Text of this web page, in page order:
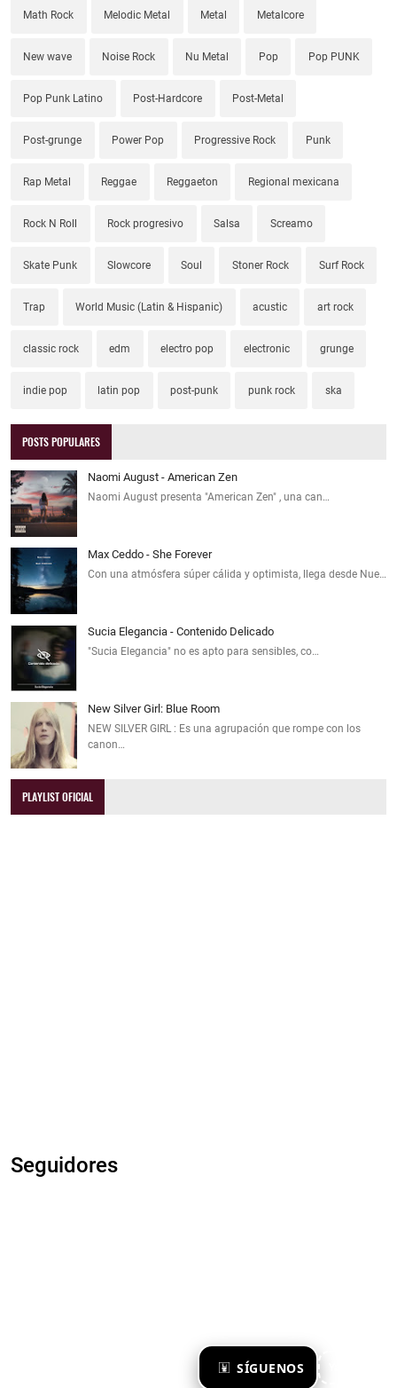
SÍGUENOS
Math Rock Melodic Metal Metal Metalcore
New wave Noise Rock Nu Metal Pop Pop PUNK
Pop Punk Latino Post-Hardcore Post-Metal
Post-grunge Power Pop Progressive Rock Punk
Rap Metal Reggae Reggaeton Regional mexicana
Rock N Roll Rock progresivo Salsa Screamo
Skate Punk Slowcore Soul Stoner Rock Surf Rock
Trap World Music (Latin & Hispanic) acustic art rock
classic rock edm electro pop electronic grunge
indie pop latin pop post-punk punk rock ska
POSTS POPULARES
Naomi August - American Zen
Naomi August presenta "American Zen" , una can…
Max Ceddo - She Forever
Con una atmósfera súper cálida y optimista, llega desde Nue…
Sucia Elegancia - Contenido Delicado
"Sucia Elegancia" no es apto para sensibles, co…
New Silver Girl: Blue Room
NEW SILVER GIRL : Es una agrupación que rompe con los
canon…
PLAYLIST OFICIAL
Seguidores